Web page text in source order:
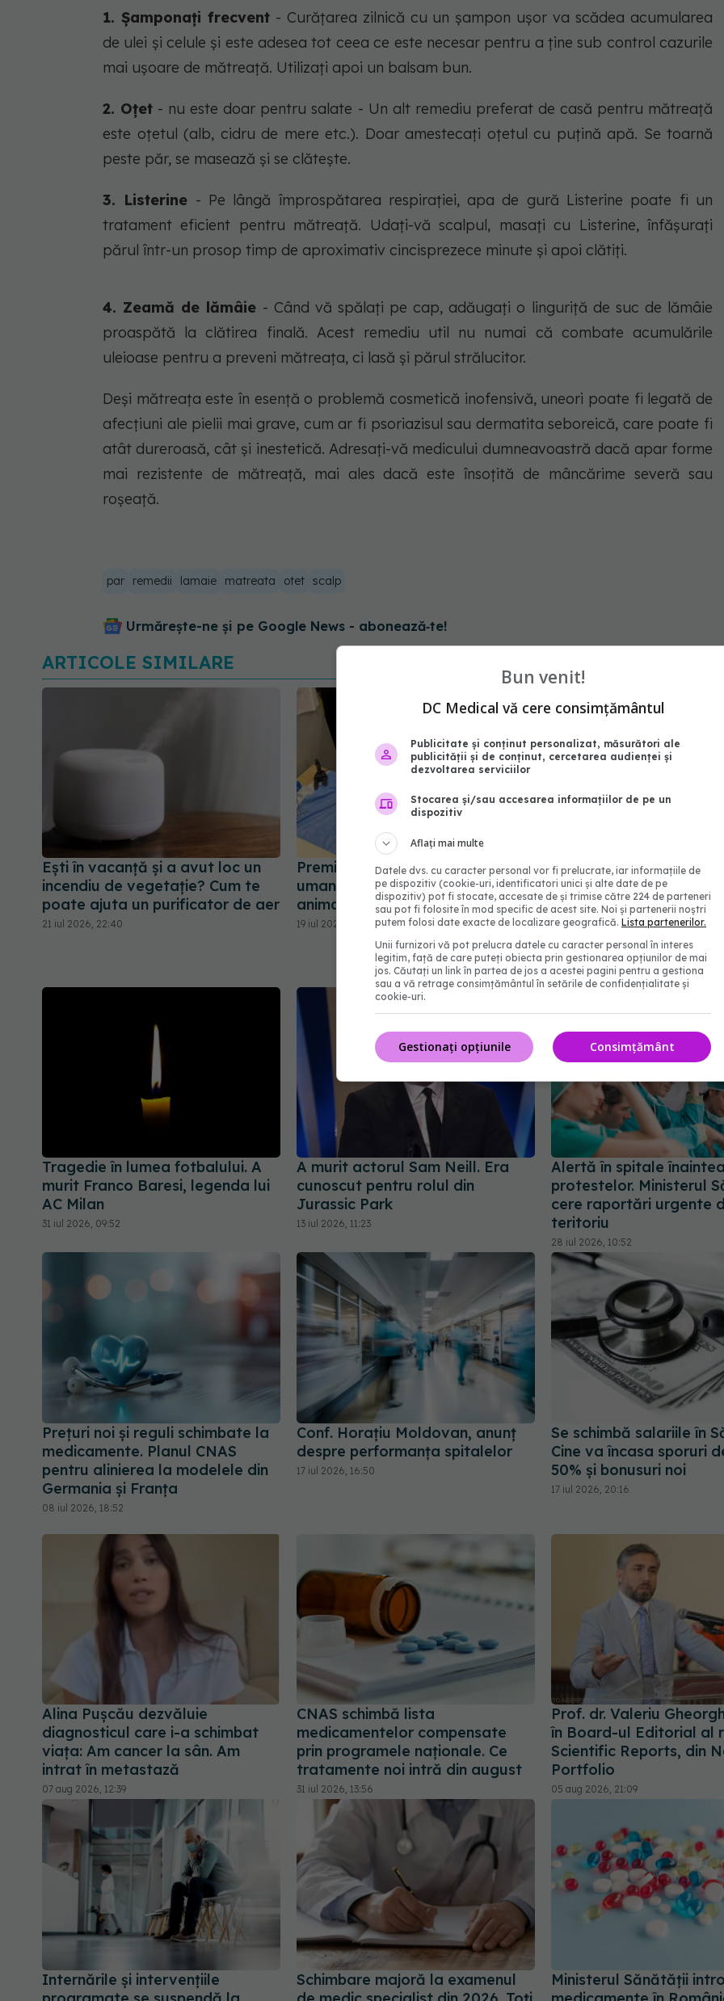
1. Șamponați frecvent- Curățarea zilnică cu un șampon ușor va scădea acumularea
de ulei și celule și este adesea tot ceea ce este necesar pentru a ține sub control cazurile
mai ușoare de mătreață. Utilizați apoi un balsam bun.
2. Oțet - nu este doar pentru salate - Un alt remediu preferat de casă pentru mătreață
este oțetul (alb, cidru de mere etc.). Doar amestecați oțetul cu puțină apă. Se toarnă
peste păr, se masează și se clătește.
3. Listerine - Pe lângă împrospătarea respirației, apa de gură Listerine poate fi un
tratament eficient pentru mătreață. Udați-vă scalpul, masați cu Listerine, înfășurați
părul într-un prosop timp de aproximativ cincisprezece minute și apoi clătiți.
4. Zeamă de lămâie - Când vă spălați pe cap, adăugați o linguriță de suc de lămâie
proaspătă la clătirea finală. Acest remediu util nu numai că combate acumulările
uleioase pentru a preveni mătreața, ci lasă și părul strălucitor.
Deși mătreața este în esență o problemă cosmetică inofensivă, uneori poate fi legată de
afecțiuni ale pielii mai grave, cum ar fi psoriazisul sau dermatita seboreică, care poate fi
atât dureroasă, cât și inestetică. Adresați-vă medicului dumneavoastră dacă apar forme
mai rezistente de mătreață, mai ales dacă este însoțită de mâncărime severă sau
roșeață.
par remedii lamaie matreata otet scalp
Urmărește-ne și pe Google News - abonează‑te!
ARTICOLE SIMILARE
Ești în vacanță și a avut loc un
incendiu de vegetație? Cum te
poate ajuta un purificator de aer
21 iul 2026, 22:40
Premieră medicală. Un robot
umanoid a operat cu succes un
animal viu
19 iul 2026, 15:00
Anunțul momentului de
Albă! Donald Trump rupe
tăcerea după ultimul
medical: Am răspuns la
tot!
12 iul 2026, 07:58
Tragedie în lumea fotbalului. A
murit Franco Baresi, legenda lui
AC Milan
31 iul 2026, 09:52
A murit actorul Sam Neill. Era
cunoscut pentru rolul din
Jurassic Park
13 iul 2026, 11:23
Alertă în spitale înaintea
protestelor. Ministerul
cere raportări urgente
teritoriu
28 iul 2026, 10:52
Prețuri noi și reguli schimbate la
medicamente. Planul CNAS
pentru alinierea la modelele din
Germania și Franța
08 iul 2026, 18:52
Conf. Horațiu Moldovan, anunț
despre performanța spitalelor
17 iul 2026, 16:50
Se schimbă salariile în
Cine va încasa sporuri
50% și bonusuri noi
17 iul 2026, 20:16
Alina Pușcău dezvăluie
diagnosticul care i-a schimbat
viața: Am cancer la sân. Am
intrat în metastază
07 aug 2026, 12:39
CNAS schimbă lista
medicamentelor compensate
prin programele naționale. Ce
tratamente noi intră din august
31 iul 2026, 13:56
Prof. dr. Valeriu
în Board-ul Editorial al
Scientific Reports, din
Portfolio
05 aug 2026, 21:09
Internările și intervențiile
Schimbare majoră la examenul
Ministerul Sănătății
Bun venit!
DC Medical vă cere consimțământul
Publicitate și conținut personalizat, măsurători ale
publicității și de conținut, cercetarea audienței și
dezvoltarea serviciilor
Stocarea și/sau accesarea informațiilor de pe un
dispozitiv
Aflați mai multe
Datele dvs. cu caracter personal vor fi prelucrate, iar informațiile de
pe dispozitiv (cookie-uri, identificatori unici și alte date de pe
dispozitiv) pot fi stocate, accesate de și trimise către 224 de parteneri
sau pot fi folosite în mod specific de acest site. Noi și partenerii noștri
putem folosi date exacte de localizare geografică. Lista partenerilor.
Unii furnizori vă pot prelucra datele cu caracter personal în interes
legitim, față de care puteți obiecta prin gestionarea opțiunilor de mai
jos. Căutați un link în partea de jos a acestei pagini pentru a gestiona
sau a vă retrage consimțământul în setările de confidențialitate și
cookie-uri.
Consimțământ
Gestionați opțiunile